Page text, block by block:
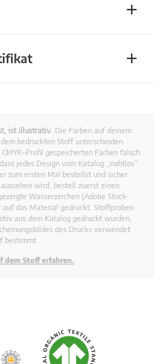
ist illustrativ. Die Farben auf deinem
bedruckten Stoff unterscheiden.
Profil gespeicherten Farben falsch.
jedes Design vom Katalog „nahtlos”
zum ersten Mal bestellst und sicher
wird, bestell zuerst einen
Wasserzeichen (Adobe Stock-
das Material gedruckt. Stoffproben
aus dem Katalog gedruckt wurden,
des Drucks verwendet
bestimmt.
dem Stoff erfahren.